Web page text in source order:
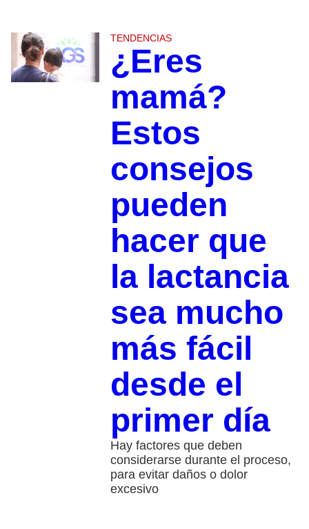
TENDENCIAS
¿Eres
mamá?
Estos
consejos
pueden
hacer que
la lactancia
sea mucho
más fácil
desde el
primer día
Hay factores que deben
considerarse durante el proceso,
para evitar daños o dolor
excesivo